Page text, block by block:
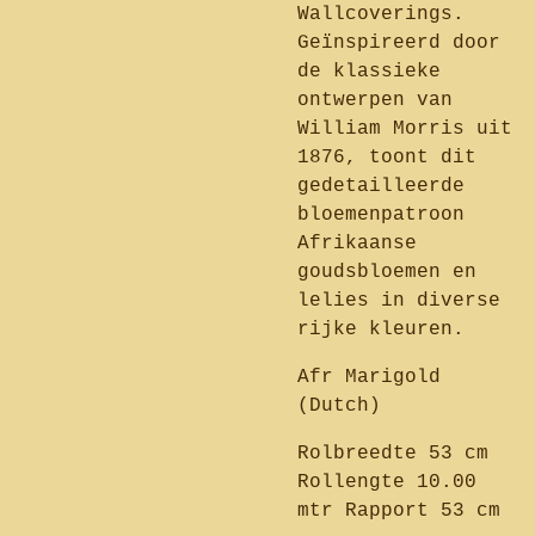
Wallcoverings.
Geïnspireerd door
de klassieke
ontwerpen van
William Morris uit
1876, toont dit
gedetailleerde
bloemenpatroon
Afrikaanse
goudsbloemen en
lelies in diverse
rijke kleuren.
Afr Marigold
(Dutch)
Rolbreedte 53 cm
Rollengte 10.00
mtr Rapport 53 cm